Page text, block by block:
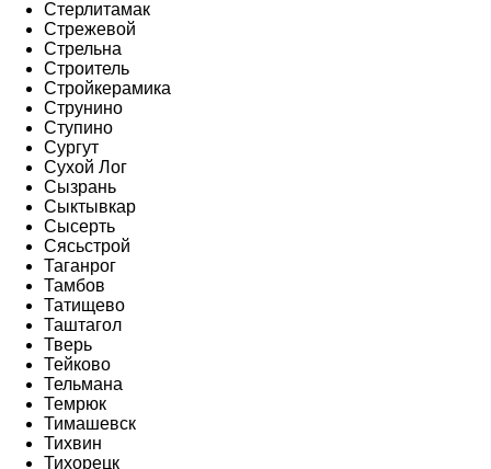
Стерлитамак
Стрежевой
Стрельна
Строитель
Стройкерамика
Струнино
Ступино
Сургут
Сухой Лог
Сызрань
Сыктывкар
Сысерть
Сясьстрой
Таганрог
Тамбов
Татищево
Таштагол
Тверь
Тейково
Тельмана
Темрюк
Тимашевск
Тихвин
Тихорецк